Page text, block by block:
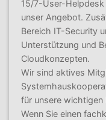
15/7-User-
unser Angebot.
Bereich IT-Security
Unterstützung und
Cloudkonzepten.
Wir sind aktives
für unsere
Wenn Sie einen